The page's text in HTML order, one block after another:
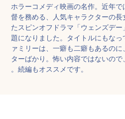
ホラーコメディ映画の名作。近年
督を務める、人気キャラクターの
たスピンオフドラマ「ウェンズデ
題になりました。タイトルにもな
ァミリーは、一癖も二癖もあるの
ターばかり。怖い内容ではないの
。続編もオススメです。